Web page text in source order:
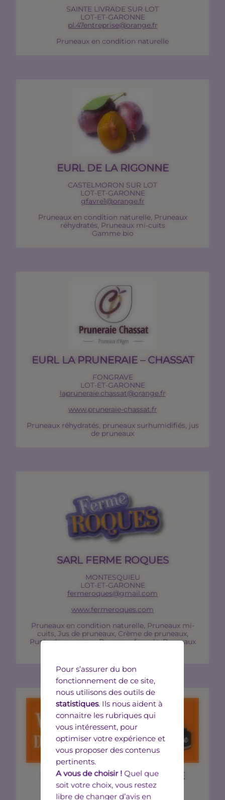
SAINTE LIVRADE SUR LOT
LOT-ET-GARONNE
pl.47entreprise@orange.fr
Pruneaux en condition naturelle
EURL DE LA RIGONNE
CASTELMORON SUR LOT
LOT-ET-GARONNE
gfavre1@orange.fr
Pruneaux en condition naturelle, Pruneaux
réhydratés, Pruneaux mi-cuits
Gamme bio
EURL LA PRUNERAIE – CHASSAT
FONGRAVE
LOT-ET-GARONNE
lapruneraie.chassat@orange.fr
www.pruneraie-chassat.fr
Pruneaux réhydratés, pruneaux surhumidifiés, jus
de pruneaux
SARL FERME ROQUES
MONTESQUIEU
LOT-ET-GARONNE
fermeroques@gmail.com
www.fermeroques.com
Pruneaux en condition naturelle, Pruneaux mi-
cuits, Jus de pruneaux, Crème de pruneaux,
Purée de pruneaux, Pruneaux fourrés, Pruneaux
SARL VERGERS DE BRITESTE
BRUCH
Pour s’assurer du bon
fonctionnement de ce site,
nous utilisons des outils de
statistiques. Ils nous aident à
connaitre les rubriques qui
vous intéressent, pour
optimiser votre expérience et
vous proposer des contenus
pertinents.
A vous de choisir !Quel que
soit votre choix, vous restez
libre de changer d’avis en